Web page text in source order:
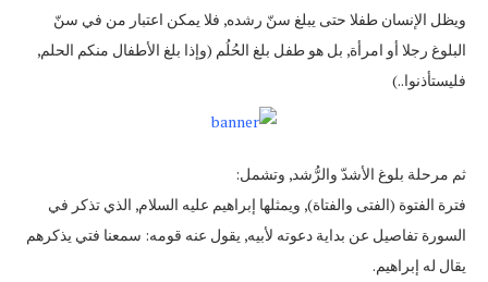
ويظل الإنسان طفلا حتى يبلغ سنّ رشده, فلا يمكن اعتبار من في سنّ
البلوغ رجلا أو امرأة, بل هو طفل بلغ الحُلُم (وإذا بلغ الأطفال منكم الحلم,
فليستأذنوا..)
ثم مرحلة بلوغ الأشدّ والرُّشد, وتشمل:
فترة الفتوة (الفتى والفتاة), ويمثلها إبراهيم عليه السلام, الذي تذكر في
السورة تفاصيل عن بداية دعوته لأبيه, يقول عنه قومه: سمعنا فتي يذكرهم
يقال له إبراهيم.